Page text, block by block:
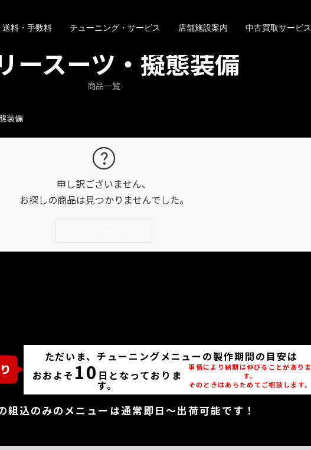
送料・手数料 チューニング・サービス 店舗施設案内 中古買取サービス
ースーツ・擬態装備
商品一覧
装備
申し訳ございません、
お探しの商品は見つかりませんでした。
ただいま、チューニングメニューの製作期間の目安は
おおよそ 10 日となっておりま
す。
事情により納期は伸びることがありま
す。
そのときはあらためてご相談します。
組込のみのメニューは通常即日～出荷可能です！